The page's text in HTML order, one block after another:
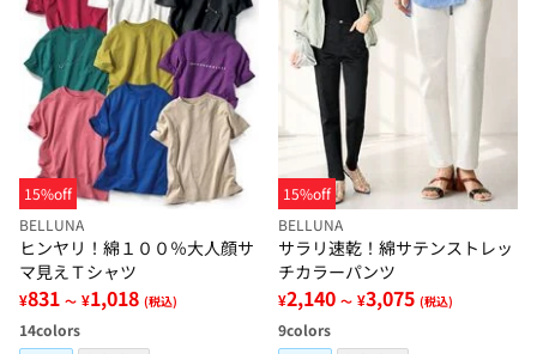
15%off
BELLUNA
ヒンヤリ！綿１００％大人顔サ
マ見えＴシャツ
¥831 ～ ¥1,018 (税込)
14colors
15%off
BELLUNA
サラリ速乾！綿サテンストレッ
チカラーパンツ
¥2,140 ～ ¥3,075 (税込)
9colors